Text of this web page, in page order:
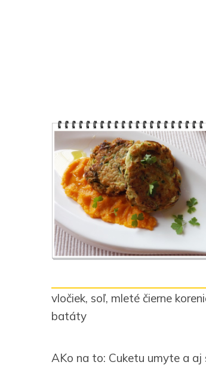
vločiek, soľ, mleté čierne
batáty
AKo na to: Cuketu umyte a